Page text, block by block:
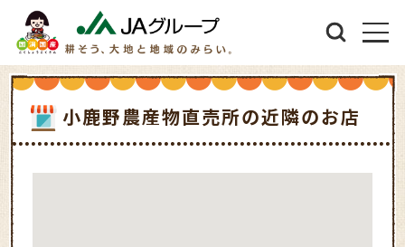
小鹿野農産物直売所の近隣のお店